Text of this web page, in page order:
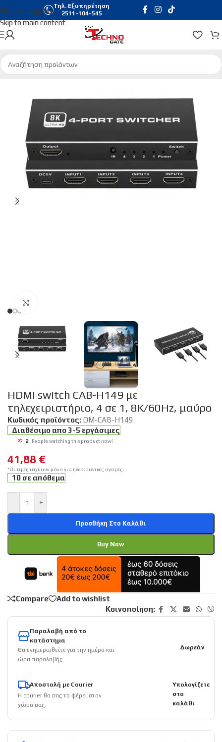
Skip to navigation
Skip to main content
Τηλ. Εξυπηρέτηση
2511-104-545
Αρχική σελίδα/Εικόνα & Ηχος/KVM | Splitter | Switch
HDMI switch CAB-H149 με
τηλεχειριστήριο, 4 σε 1, 8K/60Hz, μαύρο
Κωδικός προϊόντος: DM-CAB-H149
Διαθέσιμο απο 3-5 εργάσιμες
2 People watching this product now!
41,88 €
*Οι τιμές ισχύουν μόνο για ηλεκτρονικές αγορές.
10 σε απόθεμα
- +
Προσθήκη Στο Καλάθι
Buy Now
Compare
Add to wishlist
Κοινοποίηση:
Παραλαβή από το
κατάστημα
Θα ενημερωθείτε για την ημέρα και
ώρα παραλαβής.
Δωρεάν
Αποστολή με Courier
Η courier θα σας το φέρει στον
χώρο σας.
Υπολογίζετε
στο
καλάθι